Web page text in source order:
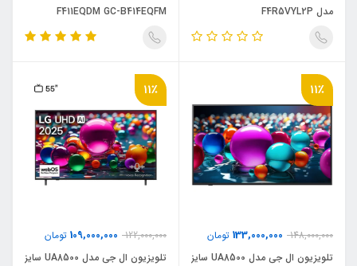
مدل F4R5VYL2P
F411EQDM GC-B414EQFM
11٪
148,000,000
133,000,000 تومان
تلویزیون ال جی مدل UA8500 سایز
11٪
122,000,000
109,000,000 تومان
تلویزیون ال جی مدل UA8500 سایز